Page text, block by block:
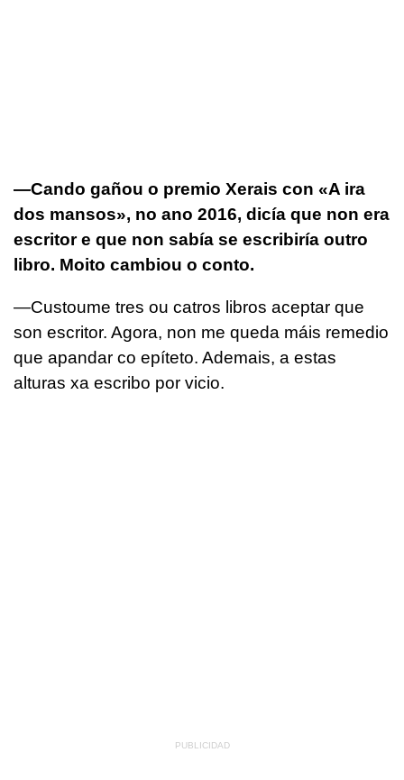
—Cando gañou o premio Xerais con «A ira
dos mansos», no ano 2016, dicía que non era
escritor e que non sabía se escribiría outro
libro. Moito cambiou o conto.
—Custoume tres ou catros libros aceptar que
son escritor. Agora, non me queda máis remedio
que apandar co epíteto. Ademais, a estas
alturas xa escribo por vicio.